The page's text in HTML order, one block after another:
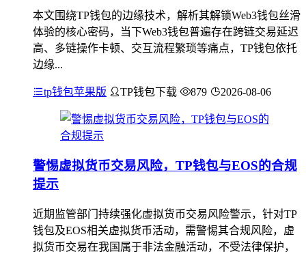
本文围绕TP钱包的边缘技术，解析其解锁Web3钱包丝滑
体验的核心密码，当下Web3钱包普遍存在跨链交易延迟
高、多链操作卡顿、交互流程繁琐等痛点，TP钱包依托
边缘...
tp钱包苹果版 TP钱包下载 879 2026-08-06
警惕虚拟货币交易风险，TP钱包与EOS的合规
提示
近期监管部门持续强化虚拟货币交易风险警示，针对TP
钱包及EOS相关虚拟货币活动，需警惕其合规风险，虚
拟货币交易在我国属于非法金融活动，不受法律保护，